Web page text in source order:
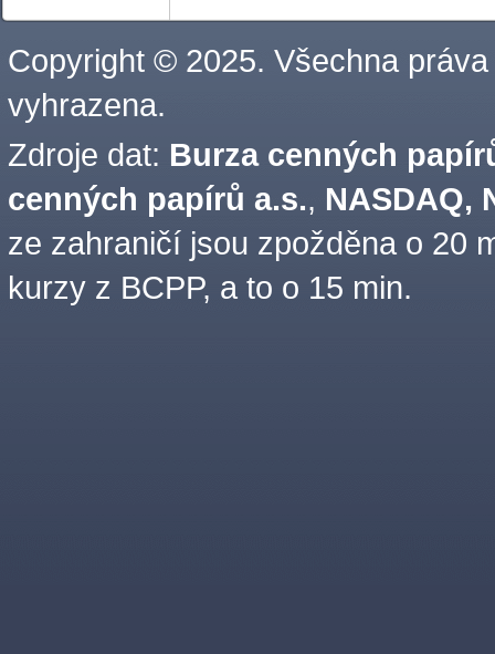
Copyright © 2025. Všechna práva
vyhrazena.
Zdroje dat: Burza cenných
cenných papírů a.s., NASDAQ,
ze zahraničí jsou zpožděna o 20
kurzy z BCPP, a to o 15 min.